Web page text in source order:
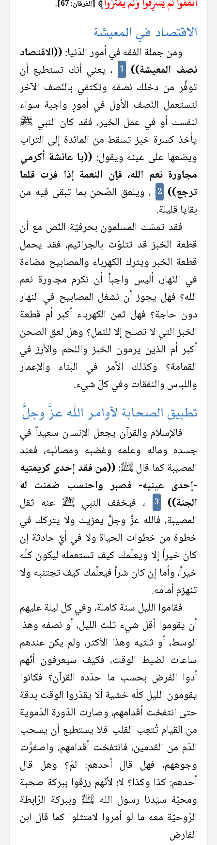
[الفرقان: 67]
الاقتصاد في المعيشة
ومن جملة الفقه في أمور الدّنيا:((الاقتصاد
نصف المعيشة)) 1 ، يعني أنك تستطيع أن
توفِّر من دخلك نصفه وتكتفي بالنّصف الآخر
لتستعمل النّصف الأول في أمورٍ واجبة سواء
لنفسك أو في عمل الخير، فقد كان النبي ﷺ
يأخذ كسرة خبز تسقط من المائدة إلى التراب
ويضعها على عينه ويقول: ((يا عائشة أكرمي
مجاورة نعم الله، فإن النعمة إذا فرت قلما
ترجع)) 2 ، ويلعق الصّحن بما تبقى فيه من
بقايا قليلة.
فقد تمسّك المسلمون بحرفيّة النّص مع أن
قطعة الخبز قد تتلوّث بالجراثيم، فقد يحمل
قطعة الخبر ويترك الكهرباء والمصابيح مضاءة
في النّهار، أليس واجباً أن نكرم مجاورة نعم
الله؟ فهل يجوز أن نشغل المصابيح في النهار
دون حاجة؟ فهل ثمن الكهرباء أكبر أم قطعة
الخبز التي لا تصلح إلا للنمل؟ وهل لعق الصحن
أكبر أم الذين يرمون الخبز واللحم والأرز في
القمامة؟ وكذلك الأمر في البناء والإعمار
واللباس والنفقات وفي كلّ شيء.
تطبيق الصحابة لأوامر الله عزَّ وجلَّ
فالإسلام والقرآن يجعل الإنسان سعيداً في
جسده وماله وعلمه وغضبه ومصائبه، فعند
المصيبة كما قال ﷺ:((من فقد إحدى كريمتيه
-إحدى عينيه- فصبر واحتسب ضمنت له
الجنة))
3
، فيخفف النبي ﷺ عنه ثقل
المصيبة، فالله عزَّ وجلَّ يعزيك ولا يتركك في
خطوة من خطوات الحياة ولا في أيِّ حادثة إن
كان خيراً إلا ويعلّمك كيف تستعمله ليكون كلّه
خيراً، وأما إن كان شراً فيعلِّمك كيف تجتنبه ولا
تنهزم أمامه.
فقاموا الليل سنة كاملة، وفي كل ليلة عليهم
أن يقوموا أقل شيء ثلث الليل، أو نصفه وهذا
الوسط، أو ثلثيه وهذا الأكثر، ولم يكن عندهم
ساعات لضبط الوقت، فكيف سيعرفون أنّهم
أدوا الفرض بحسب ما حدّده القرآن؟ فكانوا
يقومون الليل كلّه خشية ألا يقدّروا الوقت بدقة
حتى انتفخت أقدامهم، وصارت الدّورة الدّموية
من القيام تُتعِب القلب فلا يستطيع أن يسحب
الدّم من القدمين، فانتفخت أقدامهم، واصفرَّت
وجوههم، فهل قال أحدهم: لمَ؟ وهل قال
أحدهم: كذا وكذا؟ لا؛ لأنّهم رزقوا ببركة صحبة
ومحبّة سيّدنا رسول الله ﷺ وببركة الرّابطة
الرّوحيّة معه ما لو أمروا لامتثلوا كما قال ابن
الفارض